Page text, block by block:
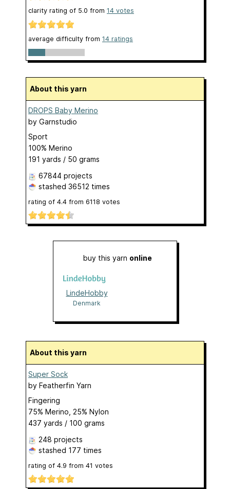
clarity rating of 5.0 from 14 votes
average difficulty from 14 ratings
About this yarn
DROPS Baby Merino
by Garnstudio
Sport
100% Merino
191 yards / 50 grams
67844 projects
stashed 36512 times
rating of 4.4 from 6118 votes
buy this yarn online
LindeHobby
Denmark
About this yarn
Super Sock
by Featherfin Yarn
Fingering
75% Merino, 25% Nylon
437 yards / 100 grams
248 projects
stashed 177 times
rating of 4.9 from 41 votes